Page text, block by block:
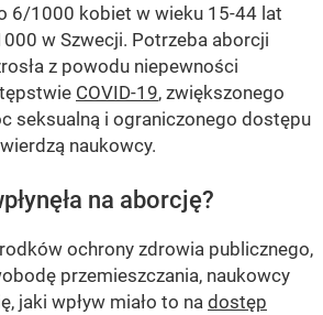
6/1000 kobiet w wieku 15-44 lat
w Szwecji. Potrzeba aborcji
z powodu niepewności
COVID-19, zwiększonego
seksualną i ograniczonego dostępu
naukowcy.
na aborcję?
ochrony zdrowia publicznego,
przemieszczania, naukowcy
jaki wpływ miało to na dostęp